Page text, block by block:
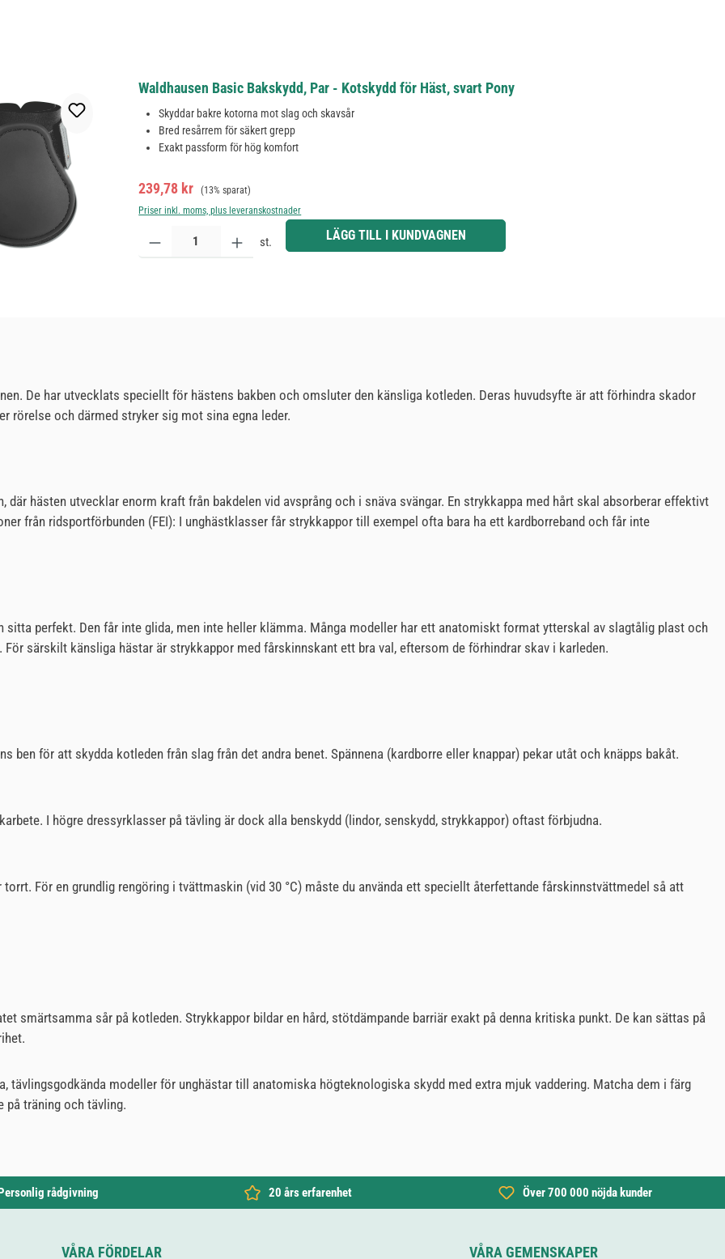
Waldhausen Basic Bakskydd, Par - Kotskydd för Häst, svart Pony
Skyddar bakre kotorna mot slag och skavsår
Bred resårrem för säkert grepp
Exakt passform för hög komfort
Försäljningspris:
239,78 kr Ordinarie pris:
(13% sparat)
Priser inkl. moms, plus leveranskostnader
Produktkvantitet: Ange önskat belopp eller använd knapparna för att öka eller minska kvantiteten.
st. LÄGG TILL I KUNDVAGNEN
De har utvecklats speciellt för hästens bakben och omsluter den känsliga kotleden. Deras huvudsyfte är att förhindra skador
rörelse och därmed stryker sig mot sina egna leder.
hästen utvecklar enorm kraft från bakdelen vid avsprång och i snäva svängar. En strykkappa med hårt skal absorberar effektivt
från ridsportförbunden (FEI): I unghästklasser får strykkappor till exempel ofta bara ha ett kardborreband och får inte
perfekt. Den får inte glida, men inte heller klämma. Många modeller har ett anatomiskt format ytterskal av slagtålig plast och
särskilt känsliga hästar är strykkappor med fårskinnskant ett bra val, eftersom de förhindrar skav i karleden.
ben för att skydda kotleden från slag från det andra benet. Spännena (kardborre eller knappar) pekar utåt och knäpps bakåt.
I högre dressyrklasser på tävling är dock alla benskydd (lindor, senskydd, strykkappor) oftast förbjudna.
För en grundlig rengöring i tvättmaskin (vid 30 °C) måste du använda ett speciellt återfettande fårskinnstvättmedel så att
smärtsamma sår på kotleden. Strykkappor bildar en hård, stötdämpande barriär exakt på denna kritiska punkt. De kan sättas på
modeller för unghästar till anatomiska högteknologiska skydd med extra mjuk vaddering. Matcha dem i färg
på träning och tävling.
rådgivning 20 års erfarenhet Över 700 000 nöjda kunder
VÅRA FÖRDELAR VÅRA GEMENSKAPER